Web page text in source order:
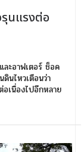
นแรงต่อ
ละอาฟเตอร์ ช็อค
นไหวเตือนว่า
เนื่องไปอีกหลาย